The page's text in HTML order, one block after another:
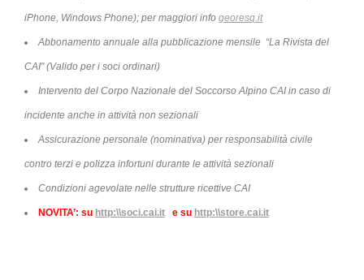
iPhone, Windows Phone); per maggiori info georesq.it
Abbonamento annuale alla pubblicazione mensile “La Rivista del
CAI" (Valido per i soci ordinari)
Intervento del Corpo Nazionale del Soccorso Alpino CAI in caso di
incidente anche in attività non sezionali
Assicurazione personale (nominativa) per responsabilità civile
contro terzi e polizza infortuni durante le attività sezionali
Condizioni agevolate nelle strutture ricettive CAI
NOVITA’: su http:\\soci.cai.it e su http:\\store.cai.it